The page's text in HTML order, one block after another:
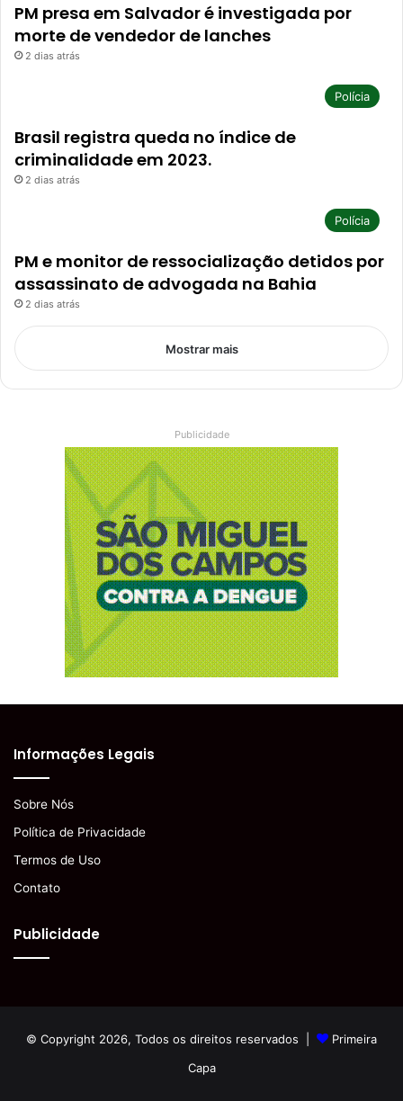
PM presa em Salvador é investigada por
morte de vendedor de lanches
2 dias atrás
Polícia
Brasil registra queda no índice de
criminalidade em 2023.
2 dias atrás
Polícia
PM e monitor de ressocialização detidos por
assassinato de advogada na Bahia
2 dias atrás
Mostrar mais
Publicidade
Informações Legais
Sobre Nós
Política de Privacidade
Termos de Uso
Contato
Publicidade
© Copyright 2026, Todos os direitos reservados |
Primeira
Capa